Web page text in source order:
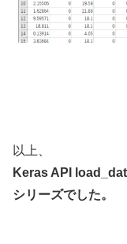
以上、
Keras API
シリーズでした。